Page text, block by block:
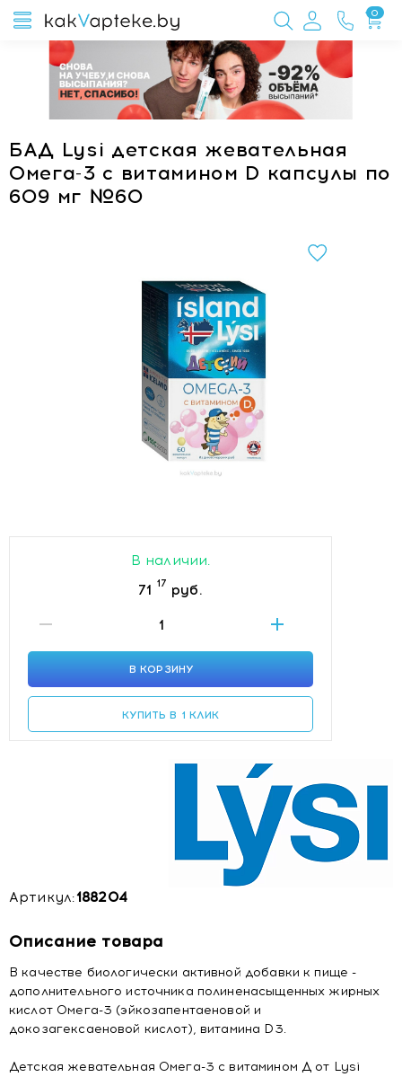
0
БАД Lysi детская жевательная
Омега-3 с витамином D капсулы по
609 мг №60
В наличии.
71 17 руб.
В КОРЗИНУ
КУПИТЬ В 1 КЛИК
Артикул:188204
Описание товара
В качестве биологически активной добавки к пище -
дополнительного источника полиненасыщенных жирных
кислот Омега-3 (эйкозапентаеновой и
докозагексаеновой кислот), витамина D3.
Детская жевательная Омега-3 с витамином Д от Lysi